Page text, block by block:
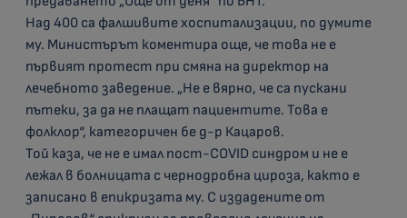
Над 400 са фалшивите хоспитализации, по думите
му. Министърът коментира още, че това не е
първият протест при смяна на директор на
лечебното заведение. „Не е вярно, че са пускани
пътеки, за да не плащат пациентите. Това е
фолклор“, категоричен бе д-р Кацаров.
Той каза, че не е имал пост-COVID синдром и не е
лежал в болницата с чернодробна цироза, както е
записано в епикризата му. С издадените от